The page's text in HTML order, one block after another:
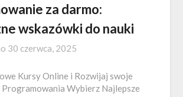
za darmo:
wskazówki do nauki
30 czerwca, 2025
Kursy Online i Rozwijaj swoje
Wybierz Najlepsze